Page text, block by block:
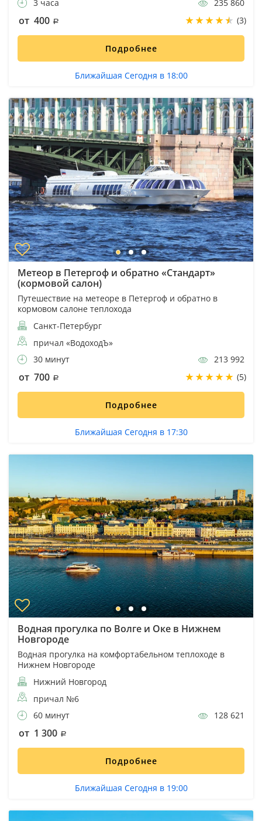
3 часа
235 860
от 400 (3)
Подробнее
Ближайшая Сегодня в 18:00
Метеор в Петергоф и обратно «Стандарт»
(кормовой салон)
Путешествие на метеоре в Петергоф и обратно в
кормовом салоне теплохода
Санкт-Петербург
причал «ВодоходЪ»
30 минут
213 992
от 700 (5)
Подробнее
Ближайшая Сегодня в 17:30
Водная прогулка по Волге и Оке в Нижнем
Новгороде
Водная прогулка на комфортабельном теплоходе в
Нижнем Новгороде
Нижний Новгород
причал №6
60 минут
128 621
от 1 300
Подробнее
Ближайшая Сегодня в 19:00